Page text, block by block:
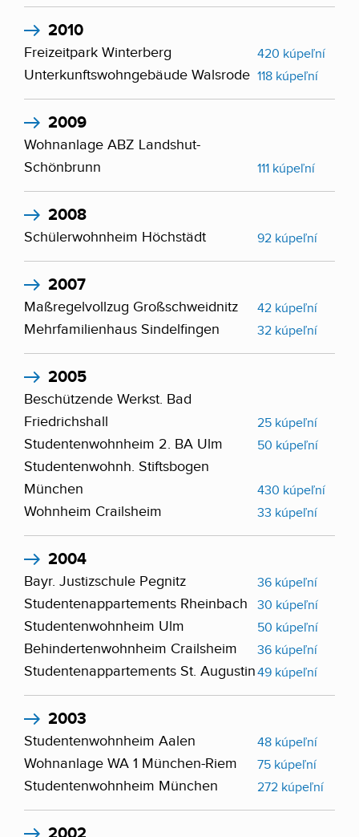
2010
Freizeitpark Winterberg 420 kúpeľní
Unterkunftswohngebäude Walsrode 118 kúpeľní
2009
Wohnanlage ABZ Landshut-
Schönbrunn
111 kúpeľní
2008
Schülerwohnheim Höchstädt 92 kúpeľní
2007
Maßregelvollzug Großschweidnitz 42 kúpeľní
Mehrfamilienhaus Sindelfingen 32 kúpeľní
2005
Beschützende Werkst. Bad
Friedrichshall
25 kúpeľní
Studentenwohnheim 2. BA Ulm 50 kúpeľní
Studentenwohnh. Stiftsbogen
München
430 kúpeľní
Wohnheim Crailsheim 33 kúpeľní
2004
Bayr. Justizschule Pegnitz 36 kúpeľní
Studentenappartements Rheinbach 30 kúpeľní
Studentenwohnheim Ulm 50 kúpeľní
Behindertenwohnheim Crailsheim 36 kúpeľní
Studentenappartements St. Augustin49 kúpeľní
2003
Studentenwohnheim Aalen 48 kúpeľní
Wohnanlage WA 1 München-Riem 75 kúpeľní
Studentenwohnheim München 272 kúpeľní